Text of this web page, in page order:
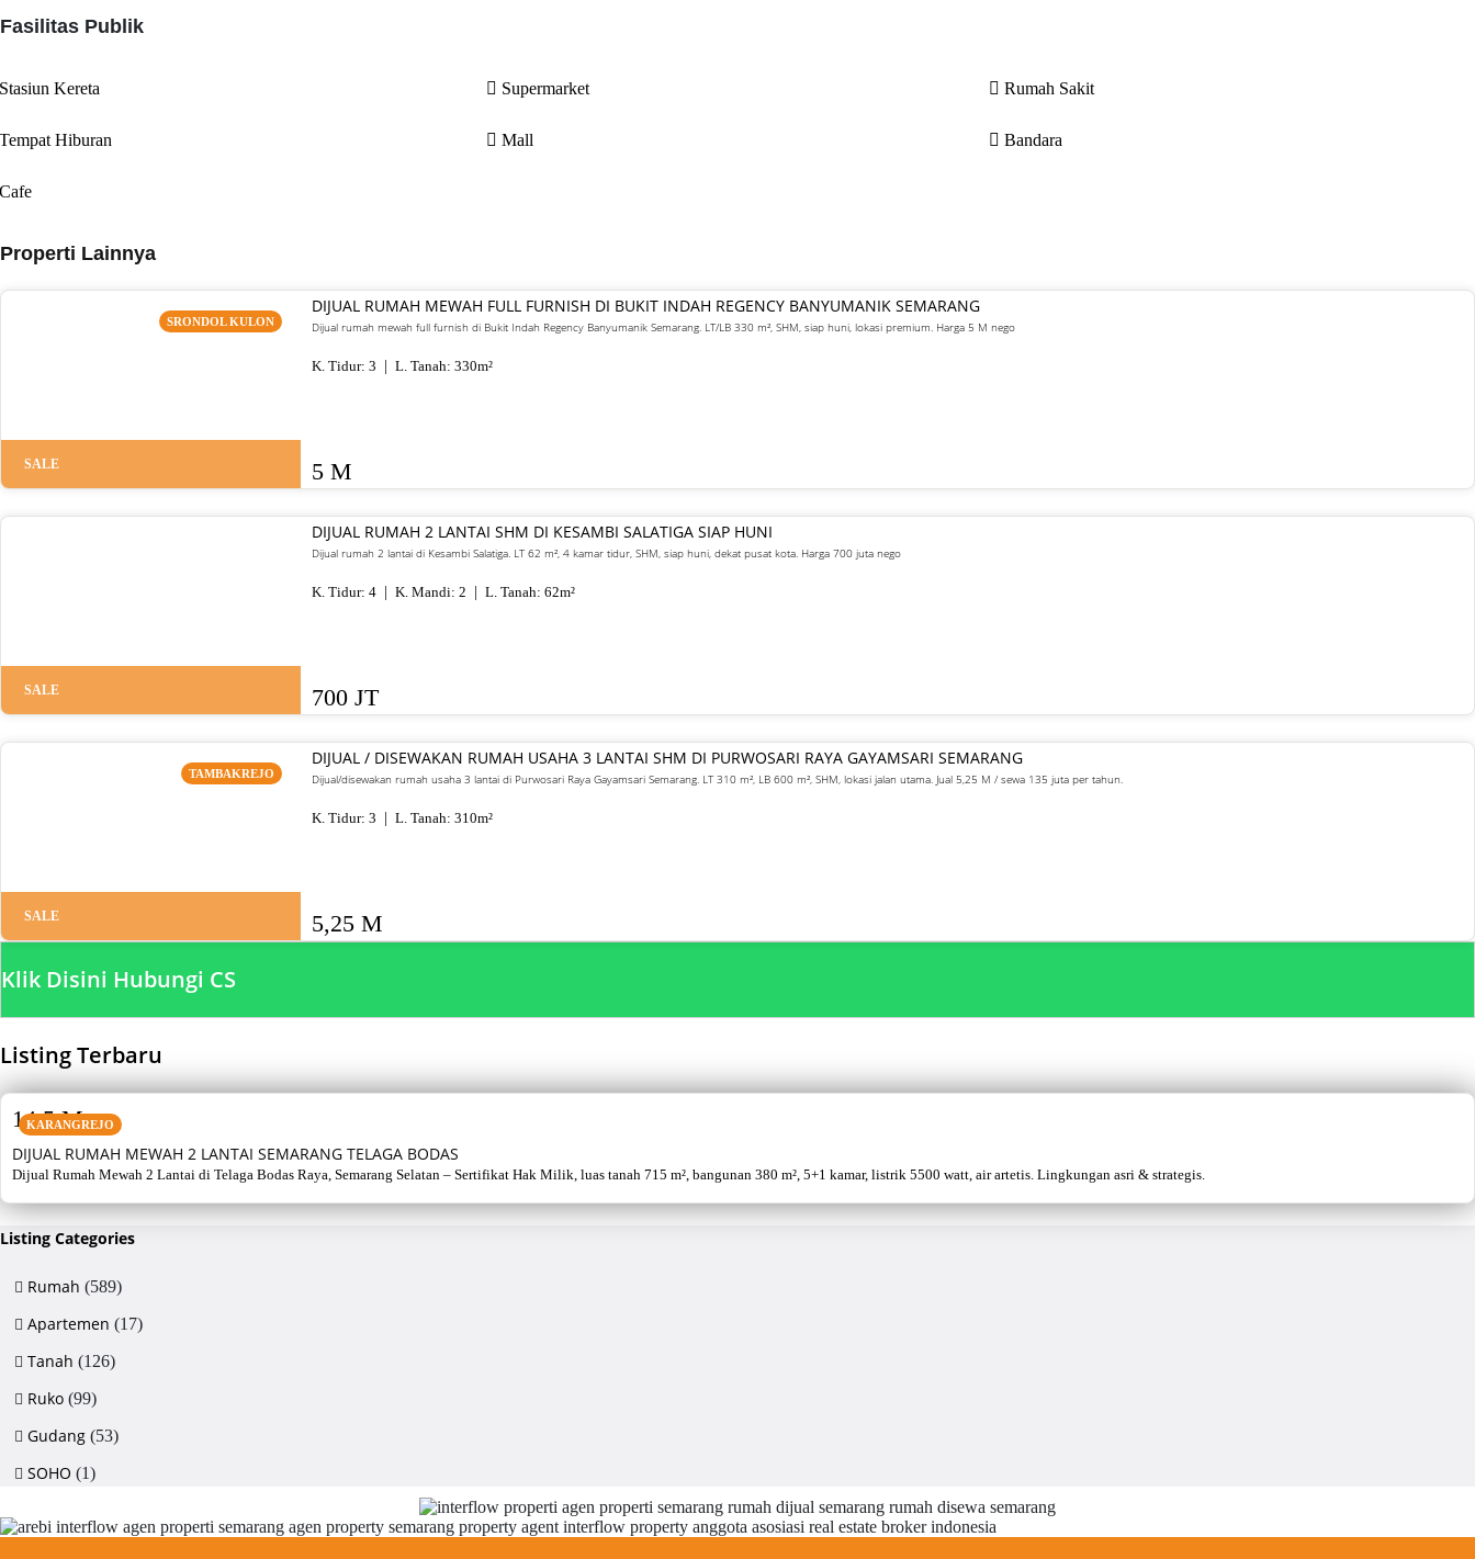
Fasilitas Publik
Stasiun Kereta Supermarket Rumah Sakit
Tempat Hiburan Mall Bandara
Cafe
Properti Lainnya
SRONDOL KULON
SALE
DIJUAL RUMAH MEWAH FULL FURNISH DI BUKIT INDAH REGENCY BANYUMANIK SEMARANG
Dijual rumah mewah full furnish di Bukit Indah Regency Banyumanik Semarang. LT/LB 330 m², SHM, siap huni, lokasi premium. Harga 5 M nego
K. Tidur: 3 L. Tanah: 330m²
5 M
SALE
DIJUAL RUMAH 2 LANTAI SHM DI KESAMBI SALATIGA SIAP HUNI
Dijual rumah 2 lantai di Kesambi Salatiga. LT 62 m², 4 kamar tidur, SHM, siap huni, dekat pusat kota. Harga 700 juta nego
K. Tidur: 4 K. Mandi: 2 L. Tanah: 62m²
700 JT
TAMBAKREJO
SALE
DIJUAL / DISEWAKAN RUMAH USAHA 3 LANTAI SHM DI PURWOSARI RAYA GAYAMSARI SEMARANG
Dijual/disewakan rumah usaha 3 lantai di Purwosari Raya Gayamsari Semarang. LT 310 m², LB 600 m², SHM, lokasi jalan utama. Jual 5,25 M / sewa 135 juta per tahun.
K. Tidur: 3 L. Tanah: 310m²
5,25 M
Klik Disini Hubungi CS
Listing Terbaru
KARANGREJO
DIJUAL RUMAH MEWAH 2 LANTAI SEMARANG TELAGA BODAS
Dijual Rumah Mewah 2 Lantai di Telaga Bodas Raya, Semarang Selatan – Sertifikat Hak Milik, luas tanah 715 m², bangunan 380 m², 5+1 kamar, listrik 5500 watt, air artetis. Lingkungan asri & strategis.
14,5 M
Listing Categories
Rumah (589)
Apartemen (17)
Tanah (126)
Ruko (99)
Gudang (53)
SOHO (1)